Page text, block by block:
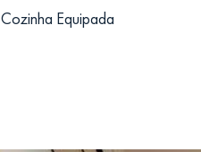
Cozinha Equipada